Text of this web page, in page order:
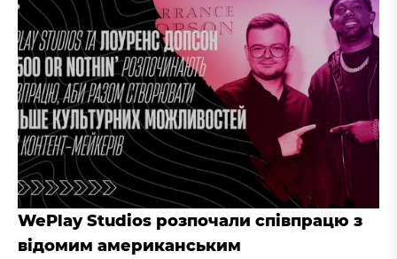
WePlay Studios розпочали співпрацю з
відомим американським